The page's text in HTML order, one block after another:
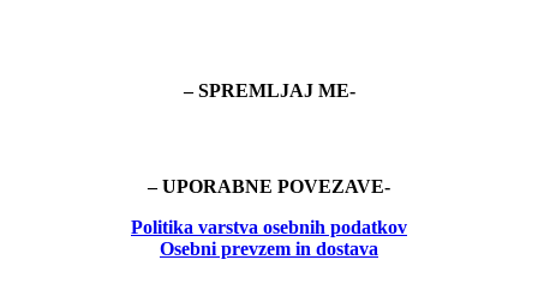
– SPREMLJAJ ME-
– UPORABNE POVEZAVE-
Politika varstva osebnih podatkov
Osebni prevzem in dostava